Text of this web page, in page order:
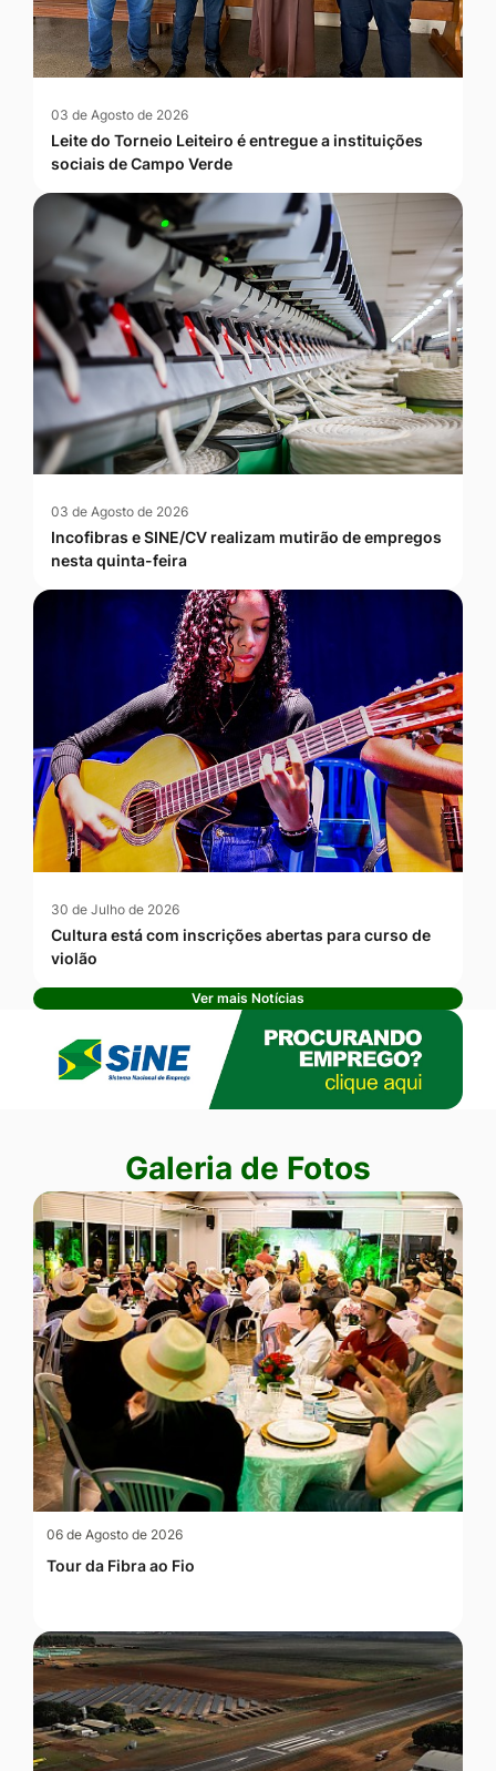
03 de Agosto de 2026
Leite do Torneio Leiteiro é entregue a instituições
sociais de Campo Verde
03 de Agosto de 2026
Incofibras e SINE/CV realizam mutirão de empregos
nesta quinta-feira
30 de Julho de 2026
Cultura está com inscrições abertas para curso de
violão
Ver mais Notícias
Seção Galeria de Fotos
Galeria de Fotos
06 de Agosto de 2026
Tour da Fibra ao Fio